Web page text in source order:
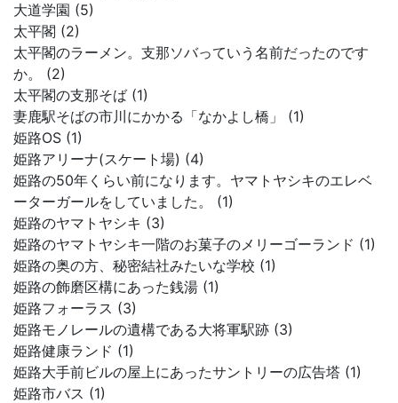
大道学園 (5)
太平閣 (2)
太平閣のラーメン。支那ソバっていう名前だったのです
か。 (2)
太平閣の支那そば (1)
妻鹿駅そばの市川にかかる「なかよし橋」 (1)
姫路OS (1)
姫路アリーナ(スケート場) (4)
姫路の50年くらい前になります。ヤマトヤシキのエレベ
ーターガールをしていました。 (1)
姫路のヤマトヤシキ (3)
姫路のヤマトヤシキ一階のお菓子のメリーゴーランド (1)
姫路の奥の方、秘密結社みたいな学校 (1)
姫路の飾磨区構にあった銭湯 (1)
姫路フォーラス (3)
姫路モノレールの遺構である大将軍駅跡 (3)
姫路健康ランド (1)
姫路大手前ビルの屋上にあったサントリーの広告塔 (1)
姫路市バス (1)